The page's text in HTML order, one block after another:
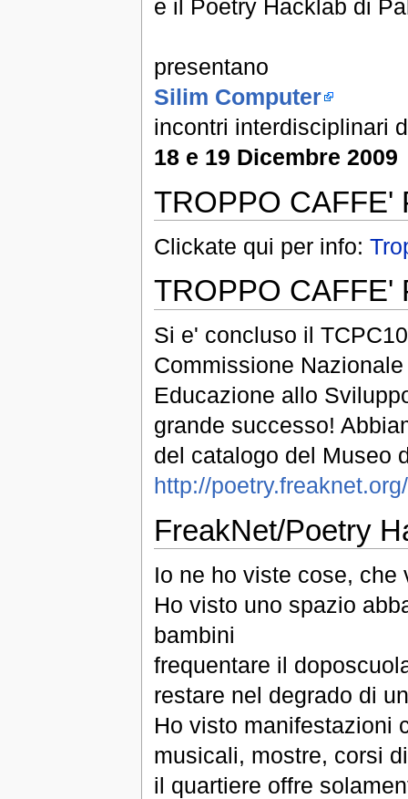
e il Poetry Hacklab di
presentano
Silim Computer
incontri interdisciplinari
18 e 19 Dicembre 2009
TROPPO CAFFE'
Clickate qui per info:
TROPPO CAFFE'
Si e' concluso il
Commissione
Educazione allo
grande successo!
del catalogo del Museo
http://
FreakNet/Poetry
Io ne ho viste cose, che
Ho visto uno spazio
bambini
frequentare il
restare nel degrado di
Ho visto manifestazioni
musicali, mostre, corsi
il quartiere offre